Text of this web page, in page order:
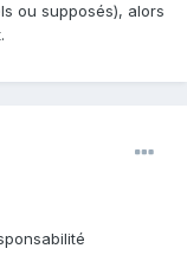
ou supposés), alors